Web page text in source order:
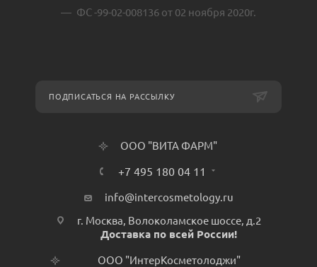
ФС -99-02-008136 от 02 ноября 2020г.
ПОДПИСАТЬСЯ НА РАССЫЛКУ
ООО "ВИТА ФАРМ"
+7 495 180 04 11
info@intercosmetology.ru
г. Москва, Волоколамское шоссе, д.2
Доставка по всей России!
ООО "ИнтерКосметолоджи"